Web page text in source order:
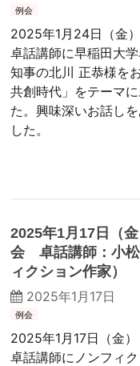
例会
2025年1月24日（金
卓話講師に早稲田大
知事の北川 正恭様を
共創時代」をテーマ
た。興味深いお話し
した。
2025年1月17日（
会 卓話講師：小
ィクション作家）
2025年1月17日
例会
2025年1月17日（金
卓話講師にノンフィ